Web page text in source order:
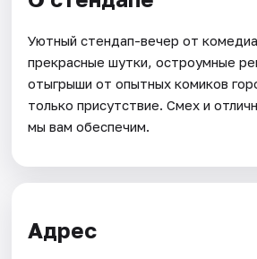
Уютный стендап-вечер от
прекрасные шутки, остроумные
отыгрыши от опытных комиков
только присутствие. Смех и
мы вам обеспечим.
Адрес